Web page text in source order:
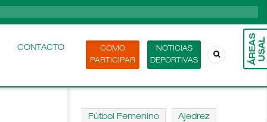
CONTACTO
NOTICIAS
DEPORTIVAS
COMO
PARTICIPAR
Fútbol Femenino Ajedrez